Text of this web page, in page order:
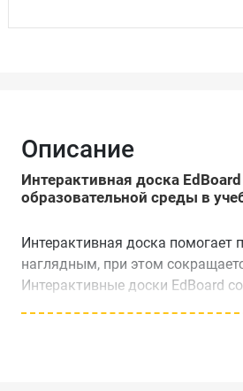
Описание
Интерактивная доска
образовательной среды в
Интерактивная доска помогает
наглядным, при этом
Интерактивные доски EdBoard